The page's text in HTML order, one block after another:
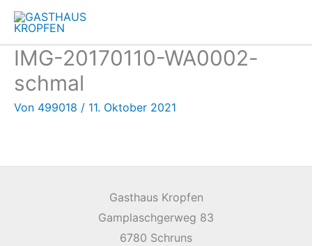
Zum
Inhalt
springen
IMG-20170110-WA0002-
schmal
Von 499018 / 11. Oktober 2021
Gasthaus Kropfen
Gamplaschgerweg 83
6780 Schruns